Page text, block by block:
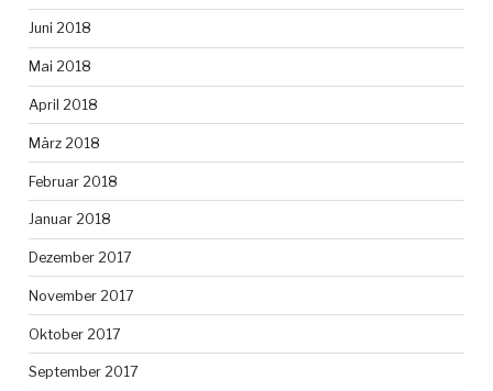
Juni 2018
Mai 2018
April 2018
März 2018
Februar 2018
Januar 2018
Dezember 2017
November 2017
Oktober 2017
September 2017